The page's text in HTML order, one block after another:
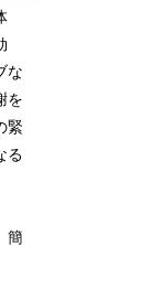
な
を
緊
る
簡